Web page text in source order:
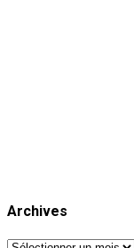
Archives